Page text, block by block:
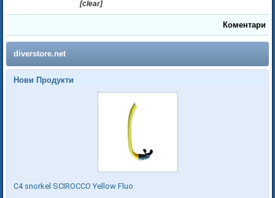
[clear]
Коментари
diverstore.net
Нови Продукти
C4 snorkel SCIROCCO Yellow Fluo